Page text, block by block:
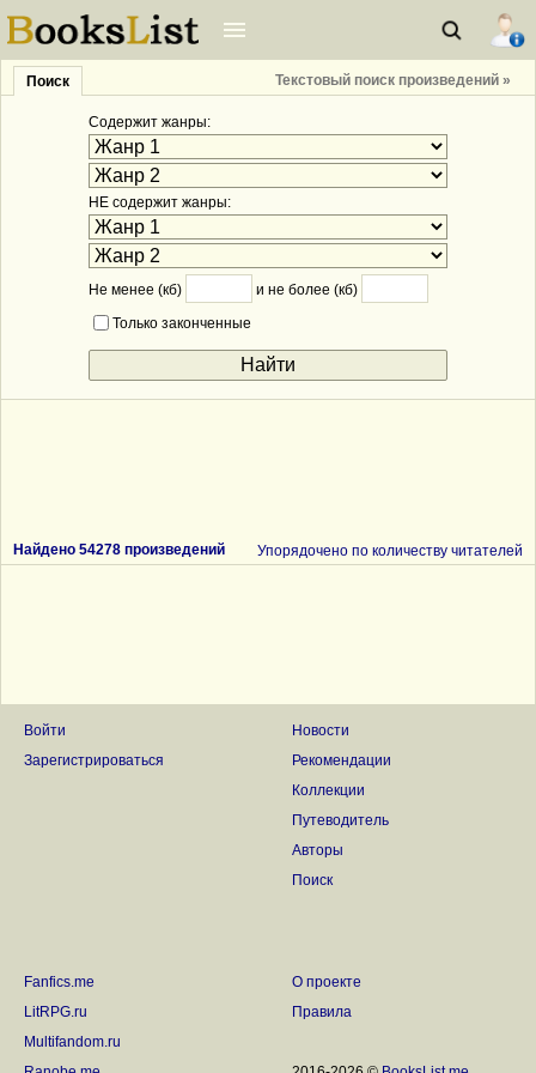
Поиск Текстовый поиск произведений »
Содержит жанры:
НЕ содержит жанры:
Не менее (кб)
и не более (кб)
Только законченные
Найдено 54278 произведений Упорядочено по количеству читателей
Войти
Зарегистрироваться
Новости
Рекомендации
Коллекции
Путеводитель
Авторы
Поиск
Fanfics.me
LitRPG.ru
Multifandom.ru
О проекте
Правила